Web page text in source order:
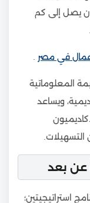
أن يصل إلى كم
في مصر
المعلوماتية
ويساعد
عن بعد
استراتيجيتين؛